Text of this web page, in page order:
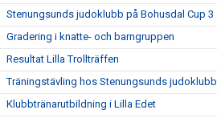
Stenungsunds judoklubb på Bohusdal Cup 3
Gradering i knatte- och barngruppen
Resultat Lilla Trollträffen
Träningstävling hos Stenungsunds judoklubb
Klubbtränarutbildning i Lilla Edet